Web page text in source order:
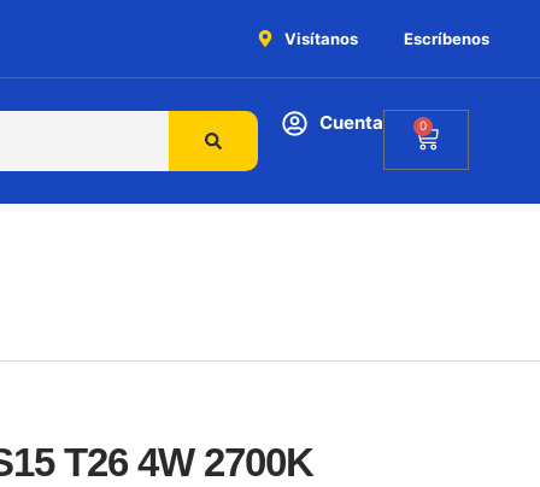
Visítanos Escríbenos
Cuenta 0
T26 4W 2700K